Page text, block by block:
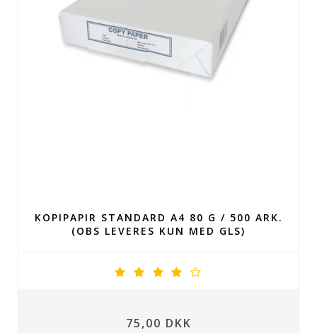
KOPIPAPIR STANDARD A4 80 G / 500 ARK.
(OBS LEVERES KUN MED GLS)
75,00 DKK